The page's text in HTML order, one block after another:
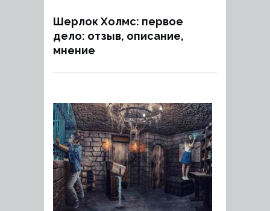
Шерлок Холмс: первое
дело: отзыв, описание,
мнение